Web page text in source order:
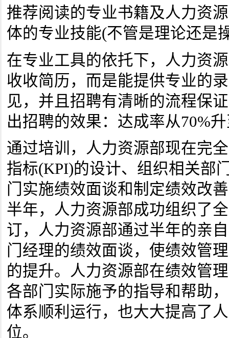
推荐阅读的专业书籍及人力资源
体的专业技能(不管是理论还是
在专业工具的依托下，人力资
收收简历，而是能提供专业的
见，并且招聘有清晰的流程保
出招聘的效果：达成率从70%
通过培训，人力资源部现在完
指标(KPI)的设计、组织相关部
门实施绩效面谈和制定绩效改
半年，人力资源部成功组织了
订，人力资源部通过半年的亲
门经理的绩效面谈，使绩效管
的提升。人力资源部在绩效管
各部门实际施予的指导和帮助
体系顺利运行，也大大提高了
位。